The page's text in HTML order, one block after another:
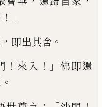
！」
， 即出其舍 。
！ 來入 ！」佛即還
。